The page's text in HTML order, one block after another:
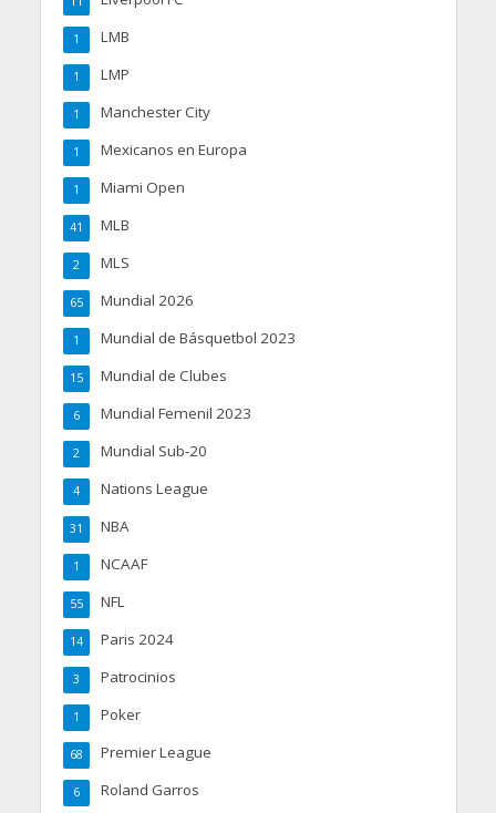
LMB
1
LMP
1
Manchester City
1
Mexicanos en Europa
1
Miami Open
1
MLB
41
MLS
2
Mundial 2026
65
Mundial de Básquetbol 2023
1
Mundial de Clubes
15
Mundial Femenil 2023
6
Mundial Sub-20
2
Nations League
4
NBA
31
NCAAF
1
NFL
55
Paris 2024
14
Patrocinios
3
Poker
1
Premier League
68
Roland Garros
6